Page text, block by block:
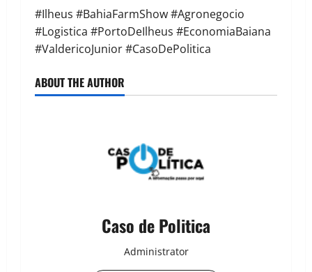
#Ilheus #BahiaFarmShow #Agronegocio
#Logistica #PortoDeIlheus #EconomiaBaiana
#ValdericoJunior #CasoDePolitica
ABOUT THE AUTHOR
Caso de Politica
Administrator